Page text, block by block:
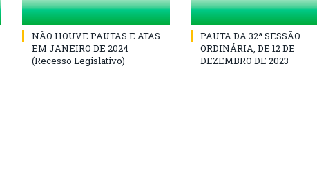
NÃO HOUVE PAUTAS E ATAS
EM JANEIRO DE 2024
(Recesso Legislativo)
PAUTA DA 32ª SESSÃO
ORDINÁRIA, DE 12 DE
DEZEMBRO DE 2023